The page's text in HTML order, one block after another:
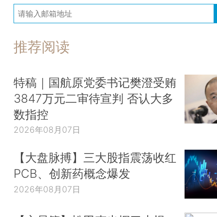
推荐阅读
特稿｜国航原党委书记樊澄受贿
3847万元二审待宣判 否认大多
数指控
2026年08月07日
【大盘脉搏】三大股指震荡收红
PCB、创新药概念爆发
2026年08月07日